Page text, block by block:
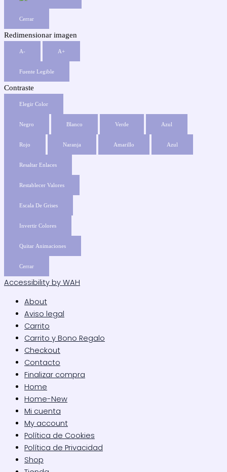
Cerrar
Redimensionar imagen
A- A+
Fuente Legible
Contraste
Elegir Color
Negro Blanco Verde Azul
Rojo Naranja Amarillo Azul
Resaltar Enlaces
Restablecer Valores
Escala De Grises
Invertir Colores
Quitar Animaciones
Cerrar
Accessibility by WAH
About
Aviso legal
Carrito
Carrito y Bono Regalo
Checkout
Contacto
Finalizar compra
Home
Home-New
Mi cuenta
My account
Política de Cookies
Política de Privacidad
Shop